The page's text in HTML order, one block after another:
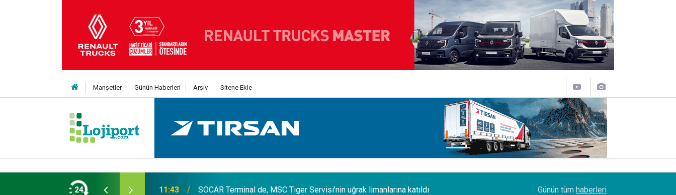
Manşetler Günün Haberleri Arşiv Sitene Ekle
24
Yıldıran vefat etti 11:43 SOCAR Terminal de, MSC Tiger Servisi'nin uğrak limanlarına katıldı Sakarya'da Şoförlere Uyuşturucu Testi
Günün tüm haberleri